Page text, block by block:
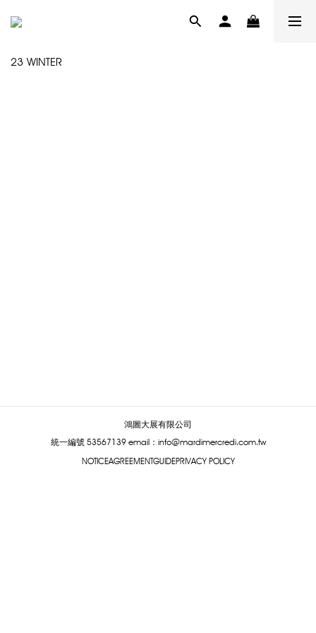
23 WINTER
鴻圖大展有限公司
統一編號 53567139 email：info@mardimercredi.com.tw
NOTICEAGREEMENTGUIDEPRIVACY POLICY